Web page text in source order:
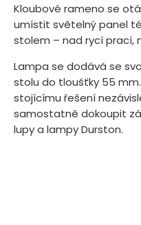
Kloubové rameno se
umístit světelný panel
stolem – nad rycí prací,
Lampa se dodává se
stolu do tloušťky 55
stojícímu řešení
samostatně dokoupit
lupy a lampy Durston.